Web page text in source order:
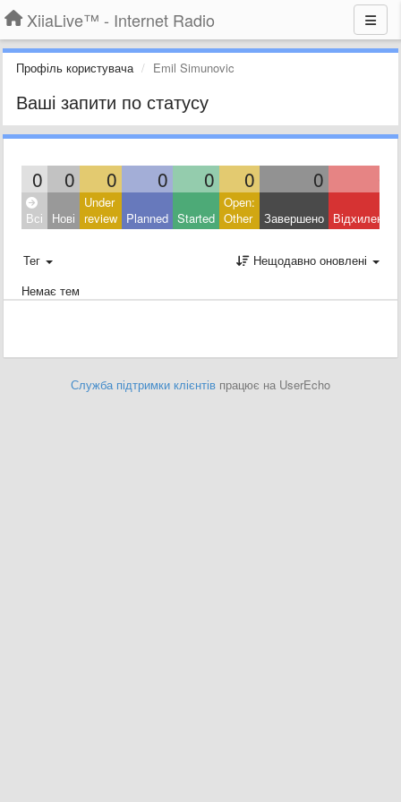
XiiaLive™ - Internet Radio
Профіль користувача Emil Simunovic
Ваші запити по статусу
0 0 0 0 0 0 0
Всі Нові
Under
review Planned Started
Open:
Other
Завершено Відхилено
Тег
Нещодавно оновлені
Немає тем
Служба підтримки клієнтів працює на UserEcho